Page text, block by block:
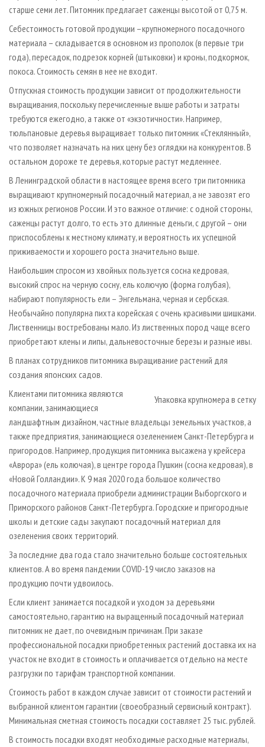
старше семи лет. Питомник предлагает саженцы высотой от 0,75 м.
Себестоимость готовой продукции –крупномерного посадочного
материала – складывается в основном из прополок (в первые три
года), пересадок, подрезок корней (штыковки) и кроны, подкормок,
покоса. Стоимость семян в нее не входит.
Отпускная стоимость продукции зависит от продолжительности
выращивания, поскольку перечисленные выше работы и затраты
требуются ежегодно, а также от «экзотичности». Например,
тюльпановые деревья выращивает только питомник «Стеклянный»,
что позволяет назначать на них цену без оглядки на конкурентов. В
остальном дороже те деревья, которые растут медленнее.
В Ленинградской области в настоящее время всего три питомника
выращивают крупномерный посадочный материал, а не завозят его
из южных регионов России. И это важное отличие: с одной стороны,
саженцы растут долго, то есть это длинные деньги, с другой – они
приспособлены к местному климату, и вероятность их успешной
приживаемости и хорошего роста значительно выше.
Наибольшим спросом из хвойных пользуется сосна кедровая,
высокий спрос на черную сосну, ель колючую (форма голубая),
набирают популярность ели – Энгельмана, черная и сербская.
Необычайно популярна пихта корейская с очень красивыми шишками.
Лиственницы востребованы мало. Из лиственных пород чаще всего
приобретают клены и липы, дальневосточные березы и разные ивы.
В планах сотрудников питомника выращивание растений для
создания японских садов.
Упаковка крупномера в сетку
Клиентами питомника являются
компании, занимающиеся
ландшафтным дизайном, частные владельцы земельных участков, а
также предприятия, занимающиеся озеленением Санкт-Петербурга и
пригородов. Например, продукция питомника высажена у крейсера
«Аврора» (ель колючая), в центре города Пушкин (сосна кедровая), в
«Новой Голландии». К 9 мая 2020 года большое количество
посадочного материала приобрели администрации Выборгского и
Приморского районов Санкт-Петербурга. Городские и пригородные
школы и детские сады закупают посадочный материал для
озеленения своих территорий.
За последние два года стало значительно больше состоятельных
клиентов. А во время пандемии COVID-19 число заказов на
продукцию почти удвоилось.
Если клиент занимается посадкой и уходом за деревьями
самостоятельно, гарантию на выращенный посадочный материал
питомник не дает, по очевидным причинам. При заказе
профессиональной посадки приобретенных растений доставка их на
участок не входит в стоимость и оплачивается отдельно на месте
разгрузки по тарифам транспортной компании.
Стоимость работ в каждом случае зависит от стоимости растений и
выбранной клиентом гарантии (своеобразный сервисный контракт).
Минимальная сметная стоимость посадки составляет 25 тыс. рублей.
В стоимость посадки входят необходимые расходные материалы,